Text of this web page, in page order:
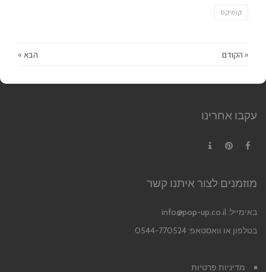
קומיקס
« הקודם הבא »
עקבו אחרינו
מוזמנים לצור איתנו קשר
באימייל: info@pop-up.co.il
בטלפון או וואסטאפ: 0544-770524
מדיניות פרטיות